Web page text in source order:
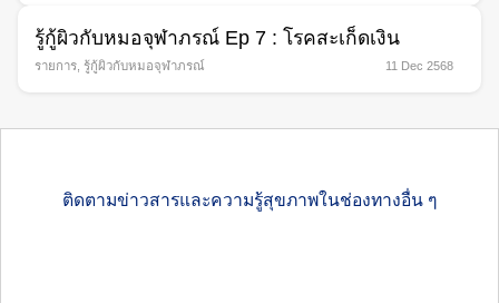
รู้กู้ผิวกับหมอจุฬาภรณ์ Ep 7 : โรคสะเก็ดเงิน
รายการ รู้กู้ผิวกับหมอจุฬาภรณ์ 11 Dec 2568
ติดตามข่าวสารและความรู้สุขภาพในช่องทางอื่น ๆ